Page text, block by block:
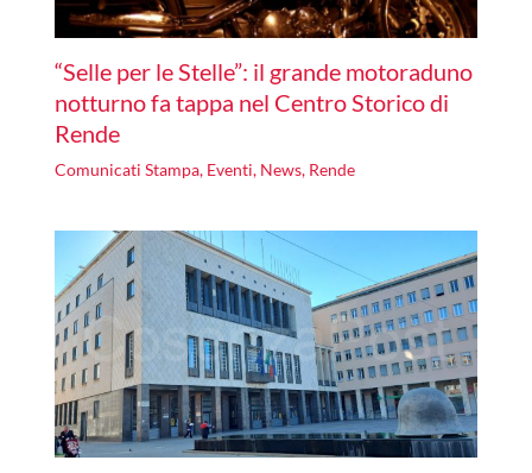
“Selle per le Stelle”: il grande motoraduno
notturno fa tappa nel Centro Storico di
Rende
Comunicati Stampa, Eventi, News, Rende